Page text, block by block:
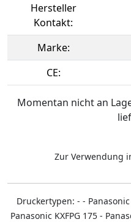
Hersteller
Kontakt:
Marke:
CE:
Momentan nicht an
Zur Verwendung
Druckertypen: - - Panasonic
Panasonic KXFPG 175 -